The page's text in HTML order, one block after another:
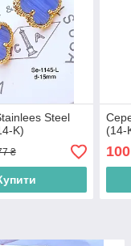
Steel
K)
₴
(14-
100